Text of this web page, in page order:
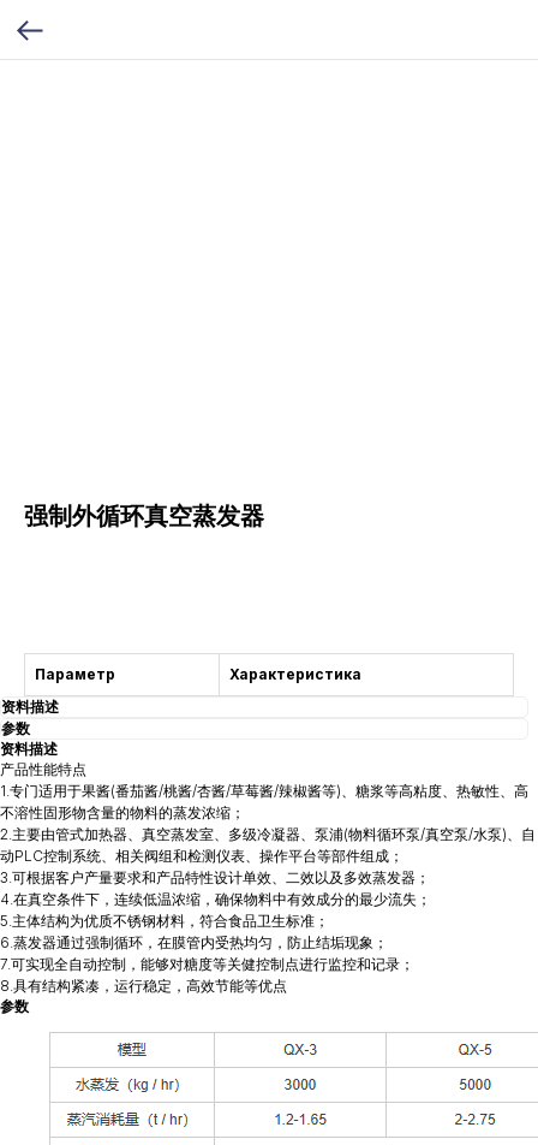
强制外循环真空蒸发器
Параметр
Характеристика
资料描述
参数
资料描述
产品性能特点
1.专门适用于果酱(番茄酱/桃酱/杏酱/草莓酱/辣椒酱等)、糖浆等高粘度、热敏性、高
不溶性固形物含量的物料的蒸发浓缩；
2.主要由管式加热器、真空蒸发室、多级冷凝器、泵浦(物料循环泵/真空泵/水泵)、自
动PLC控制系统、相关阀组和检测仪表、操作平台等部件组成；
3.可根据客户产量要求和产品特性设计单效、二效以及多效蒸发器；
4.在真空条件下，连续低温浓缩，确保物料中有效成分的最少流失；
5.主体结构为优质不锈钢材料，符合食品卫生标准；
6.蒸发器通过强制循环，在膜管内受热均匀，防止结垢现象；
7.可实现全自动控制，能够对糖度等关健控制点进行监控和记录；
8.具有结构紧凑，运行稳定，高效节能等优点
参数